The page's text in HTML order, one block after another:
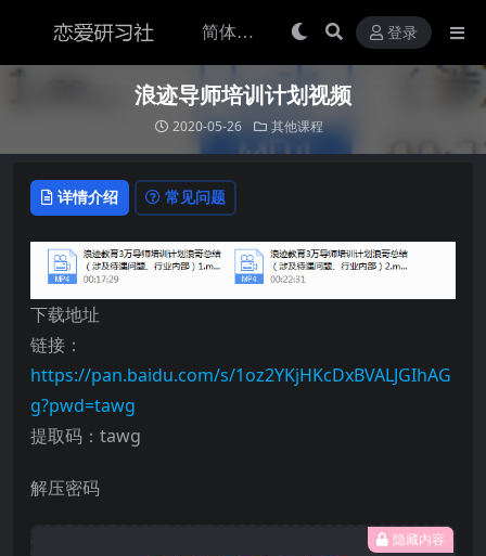
登录
浪迹导师培训计划视频
2020-05-26 其他课程
详情介绍 常见问题
下载地址
链接：
https://pan.baidu.com/s/1oz2YKjHKcDxBVALJGIhAG
g?pwd=tawg
提取码：tawg
解压密码
隐藏内容